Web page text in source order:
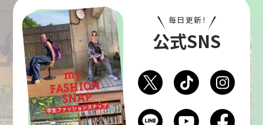
毎日更新！
公式SNS